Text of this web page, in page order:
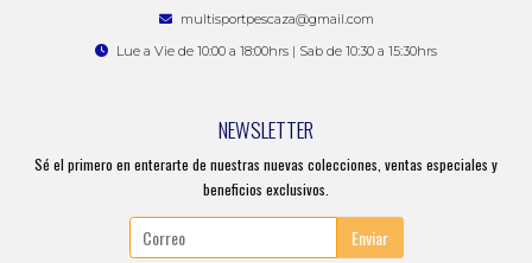
multisportpescaza@gmail.com
Lue a Vie de 10:00 a 18:00hrs | Sab de 10:30 a 15:30hrs
NEWSLETTER
Sé el primero en enterarte de nuestras nuevas colecciones, ventas especiales y
beneficios exclusivos.
Enviar